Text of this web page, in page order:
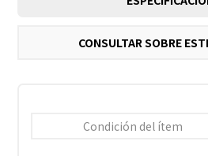
CONSULTAR SOBRE
Condición del ítem